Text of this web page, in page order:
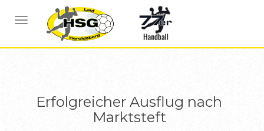
NAVIGATION UMSCHALTEN
BERICHTE HSG1
Erfolgreicher Ausflug nach
Marktsteft